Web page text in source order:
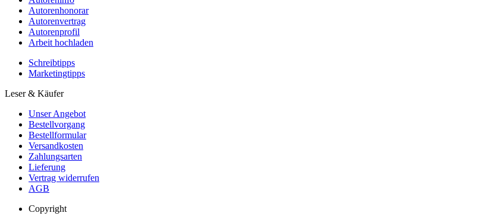
Autorenhonorar
Autorenvertrag
Autorenprofil
Arbeit hochladen
Schreibtipps
Marketingtipps
Leser & Käufer
Unser Angebot
Bestellvorgang
Bestellformular
Versandkosten
Zahlungsarten
Lieferung
Vertrag widerrufen
AGB
Copyright